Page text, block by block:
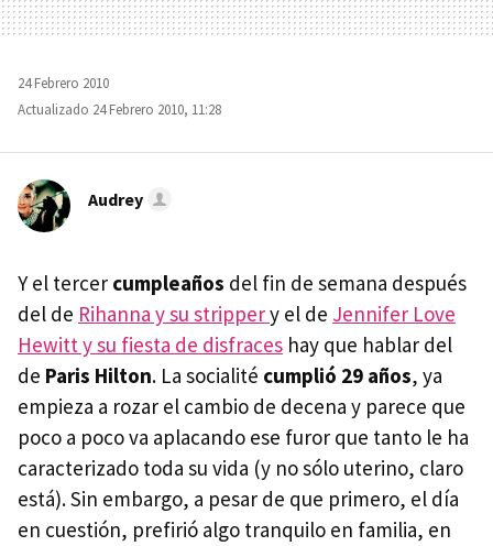
24 Febrero 2010
Actualizado 24 Febrero 2010, 11:28
Audrey
Y el tercer cumpleaños del fin de semana después
del de Rihanna y su strippery el de Jennifer Love
Hewitt y su fiesta de disfraces hay que hablar del
de Paris Hilton. La socialité cumplió 29 años, ya
empieza a rozar el cambio de decena y parece que
poco a poco va aplacando ese furor que tanto le ha
caracterizado toda su vida (y no sólo uterino, claro
está). Sin embargo, a pesar de que primero, el día
en cuestión, prefirió algo tranquilo en familia, en